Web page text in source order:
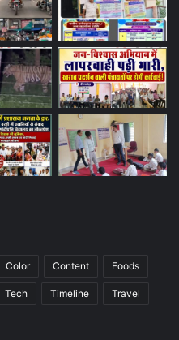
Color Content Foods
Tech Timeline Travel